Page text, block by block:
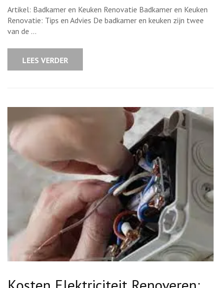
voor
een
Succesvolle
Badkamer-
Artikel: Badkamer en Keuken Renovatie Badkamer en Keuken
Renovatie: Tips en Advies De badkamer en keuken zijn twee
van de …
LEES VERDER